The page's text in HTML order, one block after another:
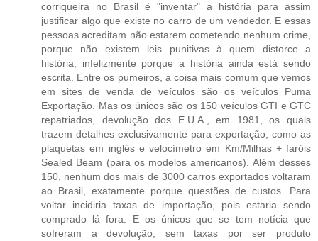
corriqueira no Brasil é "inventar" a história para assim
justificar algo que existe no carro de um vendedor. E essas
pessoas acreditam não estarem cometendo nenhum crime,
porque não existem leis punitivas à quem distorce a
história, infelizmente porque a história ainda está sendo
escrita. Entre os pumeiros, a coisa mais comum que vemos
em sites de venda de veículos são os veículos Puma
Exportação. Mas os únicos são os 150 veículos GTI e GTC
repatriados, devolução dos E.U.A., em 1981, os quais
trazem detalhes exclusivamente para exportação, como as
plaquetas em inglês e velocímetro em Km/Milhas + faróis
Sealed Beam (para os modelos americanos). Além desses
150, nenhum dos mais de 3000 carros exportados voltaram
ao Brasil, exatamente porque questões de custos. Para
voltar incidiria taxas de importação, pois estaria sendo
comprado lá fora. E os únicos que se tem notícia que
sofreram a devolução, sem taxas por ser produto